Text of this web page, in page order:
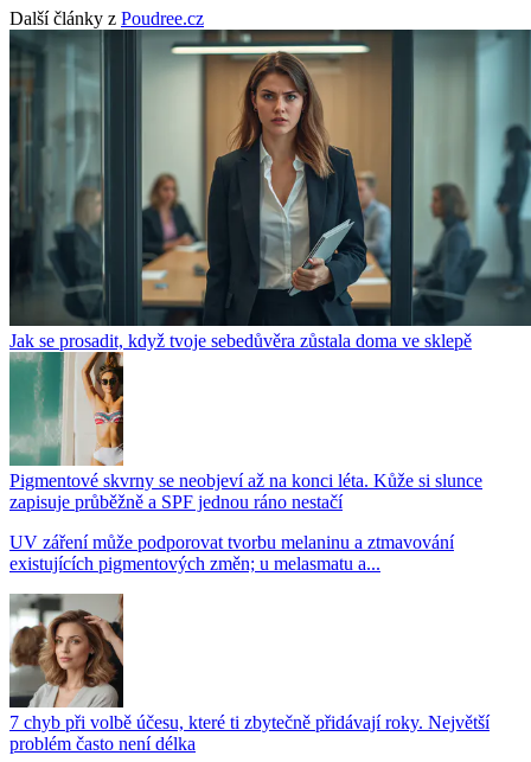
Další články z Poudree.cz
Jak se prosadit, když tvoje sebedůvěra zůstala doma ve sklepě
Pigmentové skvrny se neobjeví až na konci léta. Kůže si slunce
zapisuje průběžně a SPF jednou ráno nestačí
UV záření může podporovat tvorbu melaninu a ztmavování
existujících pigmentových změn; u melasmatu a...
7 chyb při volbě účesu, které ti zbytečně přidávají roky. Největší
problém často není délka